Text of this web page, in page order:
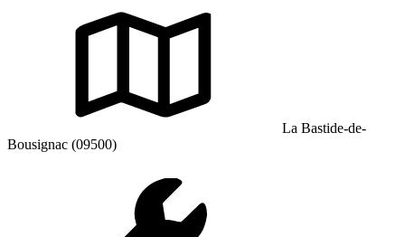
La Bastide-de-
Bousignac (09500)